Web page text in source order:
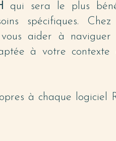
qui sera le plus
spécifiques.
aider à naviguer
à votre contexte
à chaque logiciel